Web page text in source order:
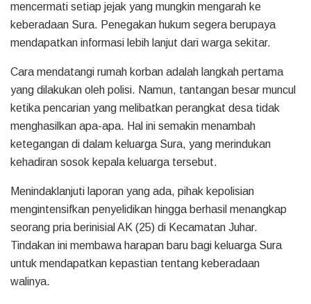
mencermati setiap jejak yang mungkin mengarah ke
keberadaan Sura. Penegakan hukum segera berupaya
mendapatkan informasi lebih lanjut dari warga sekitar.
Cara mendatangi rumah korban adalah langkah pertama
yang dilakukan oleh polisi. Namun, tantangan besar muncul
ketika pencarian yang melibatkan perangkat desa tidak
menghasilkan apa-apa. Hal ini semakin menambah
ketegangan di dalam keluarga Sura, yang merindukan
kehadiran sosok kepala keluarga tersebut.
Menindaklanjuti laporan yang ada, pihak kepolisian
mengintensifkan penyelidikan hingga berhasil menangkap
seorang pria berinisial AK (25) di Kecamatan Juhar.
Tindakan ini membawa harapan baru bagi keluarga Sura
untuk mendapatkan kepastian tentang keberadaan
walinya.